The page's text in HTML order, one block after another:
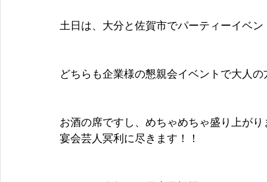
土日は、大分と佐賀市でパーティーイベ
どちらも企業様の懇親会イベントで大人
お酒の席ですし、めちゃめちゃ盛り上が
宴会芸人冥利に尽きます！！